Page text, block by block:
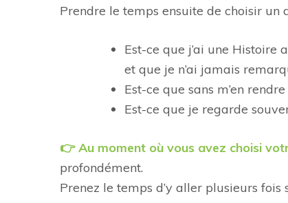
Prendre le temps ensuite de choisir un
Est-ce que j’ai une Histoire
et que je n’ai jamais
Est-ce que sans m’en
Est-ce que je regarde
👉Au moment où vous avez choisi
profondément.
Prenez le temps d’y aller plusieurs